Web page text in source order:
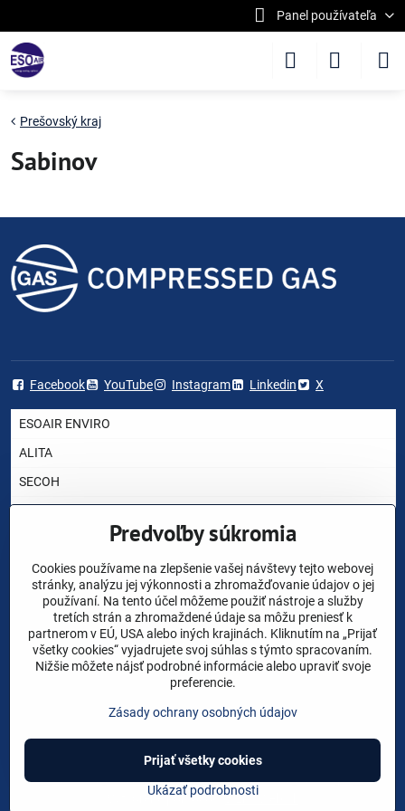
Panel používateľa
Prešovský kraj
Sabinov
Facebook YouTube Instagram Linkedin X
ESOAIR ENVIRO
ALITA
SECOH
YASUNAGA RIETSCHLE THOMAS
NITTO KOHKI
CHARLES AUSTEN
AKO VYBRAŤ DÚCHADLO ?
©2026Copyright
Predvoľby súkromiaZásady ochrany osobných údajov
Vytvorené pomocou:BiznisWeb.sk
Predvoľby súkromia
Cookies používame na zlepšenie vašej návštevy tejto webovej
stránky, analýzu jej výkonnosti a zhromažďovanie údajov o jej
používaní. Na tento účel môžeme použiť nástroje a služby
tretích strán a zhromaždené údaje sa môžu preniesť k
partnerom v EÚ, USA alebo iných krajinách. Kliknutím na „Prijať
všetky cookies“ vyjadrujete svoj súhlas s týmto spracovaním.
Nižšie môžete nájsť podrobné informácie alebo upraviť svoje
preferencie.
Zásady ochrany osobných údajov
Ukázať podrobnosti
Prijať všetky cookies